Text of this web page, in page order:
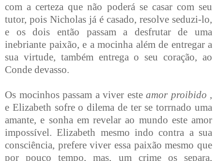
com a certeza que não poderá se casar com seu
tutor, pois Nicholas já é casado, resolve seduzi-lo,
e os dois então passam a desfrutar de uma
inebriante paixão, e a mocinha além de entregar a
sua virtude, também entrega o seu coração, ao
Conde devasso.
Os mocinhos passam a viver este amor proibido ,
e Elizabeth sofre o dilema de ter se torrnado uma
amante, e sonha em revelar ao mundo este amor
impossível. Elizabeth mesmo indo contra a sua
consciência, prefere viver essa paixão mesmo que
por pouco tempo, mas, um crime os separa,